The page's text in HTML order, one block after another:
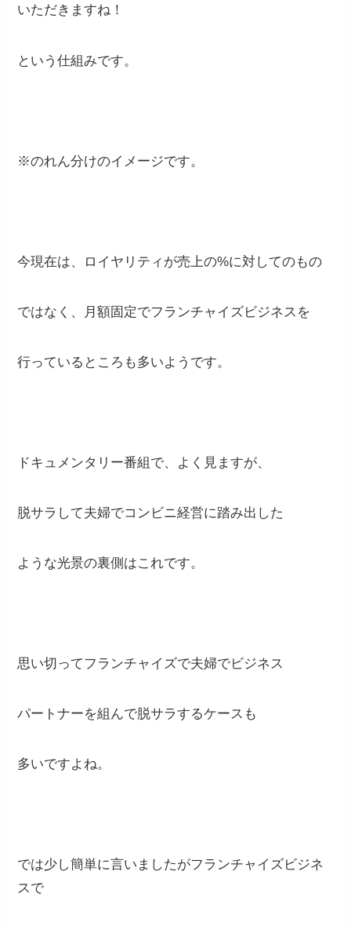
いただきますね！
という仕組みです。
※のれん分けのイメージです。
今現在は、ロイヤリティが売上の%に対してのもの
ではなく、月額固定でフランチャイズビジネスを
行っているところも多いようです。
ドキュメンタリー番組で、よく見ますが、
脱サラして夫婦でコンビニ経営に踏み出した
ような光景の裏側はこれです。
思い切ってフランチャイズで夫婦でビジネス
パートナーを組んで脱サラするケースも
多いですよね。
では少し簡単に言いましたがフランチャイズビジネ
スで